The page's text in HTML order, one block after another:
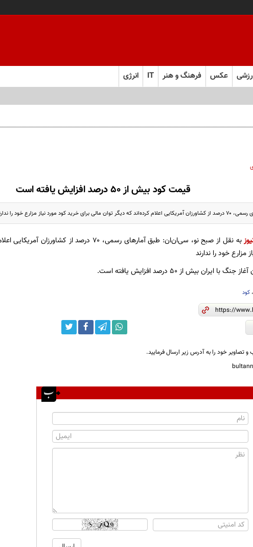
عکس فرهنگ و هنر IT انرژی
قیمت کود بیش از ۵۰ درصد افزایش یافته است
کود مورد نیاز مزارع خود را ندارند
به نقل از صبح نو، سی‌ان‌ان: طبق آمارهای رسمی، ۷۰ درصد
مزارع خود را ندارند
ایران بیش از ۵۰ درصد افزایش یافته است.
کود
و تصاویر خود را به آدرس زیر ارسال فرمایید.